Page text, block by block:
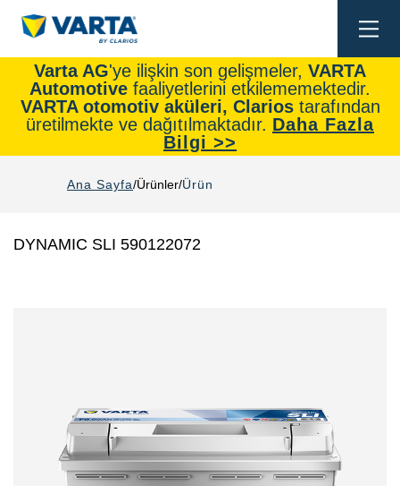
Varta AG'ye ilişkin son gelişmeler, VARTA
Automotive faaliyetlerini etkilememektedir.
VARTA otomotiv aküleri, Clarios tarafından
üretilmekte ve dağıtılmaktadır. Daha Fazla
Bilgi >>
Ana Sayfa Ürünler Ürün
DYNAMIC SLI 590122072